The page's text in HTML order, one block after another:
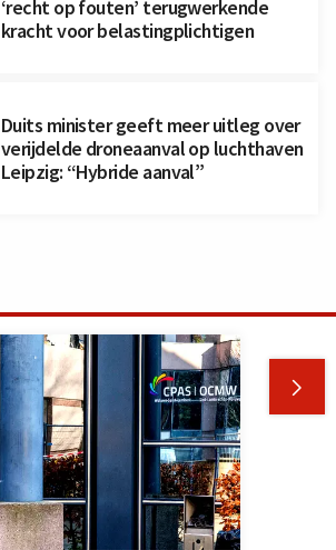
‘recht op fouten’ terugwerkende
kracht voor belastingplichtigen
Duits minister geeft meer uitleg over
verijdelde droneaanval op luchthaven
Leipzig: “Hybride aanval”
